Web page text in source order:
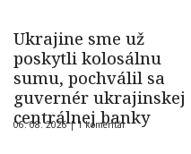
Ukrajine sme už
poskytli kolosálnu
sumu, pochválil sa
guvernér ukrajinskej
centrálnej banky
06. 08. 2026 |1 komentár